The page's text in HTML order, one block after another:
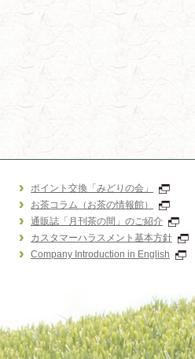
ポイント交換「みどりの会」
お茶コラム（お茶の情報館）
通販誌「月刊茶の間」のご紹介
カスタマーハラスメント基本方針
Company Introduction in English